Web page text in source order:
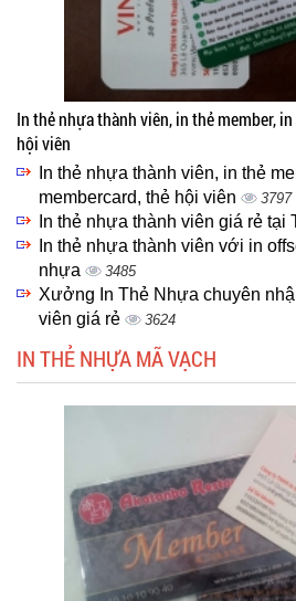
In thẻ nhựa thành viên, in thẻ member,
hội viên
In thẻ nhựa thành viên, in thẻ
membercard, thẻ hội viên
3797
In thẻ nhựa thành viên giá rẻ tại
In thẻ nhựa thành viên với in
nhựa
3485
Xưởng In Thẻ Nhựa chuyên
viên giá rẻ
3624
IN THẺ NHỰA MÃ VẠCH